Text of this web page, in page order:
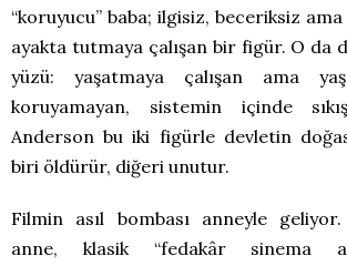
“koruyucu” baba; ilgisiz, beceriksiz ama
ayakta tutmaya çalışan bir figür. O da
yüzü: yaşatmaya çalışan ama
koruyamayan, sistemin içinde
Anderson bu iki figürle devletin
biri öldürür, diğeri unutur.
Filmin asıl bombası anneyle
anne, klasik “fedakâr sinema